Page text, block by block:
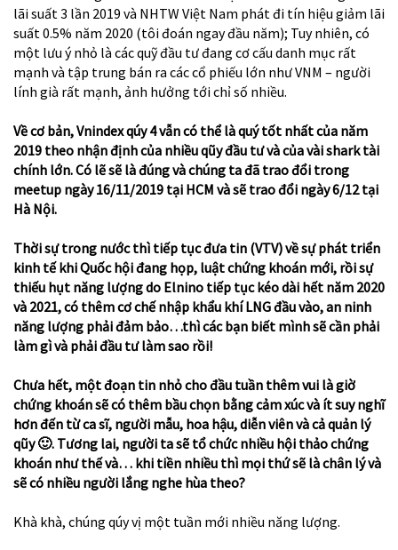
lãi suất 3 lần 2019 và NHTW Việt Nam phát đi tín hiệu giảm lãi
suất 0.5% năm 2020 (tôi đoán ngay đầu năm); Tuy nhiên, có
một lưu ý nhỏ là các quỹ đầu tư đang cơ cấu danh mục rất
mạnh và tập trung bán ra các cổ phiếu lớn như VNM – người
lính già rất mạnh, ảnh hưởng tới chỉ số nhiều.
Về cơ bản, Vnindex qúy 4 vẫn có thể là quý tốt nhất của năm
2019 theo nhận định của nhiều qũy đầu tư và của vài shark tài
chính lớn. Có lẽ sẽ là đúng và chúng ta đã trao đổi trong
meetup ngày 16/11/2019 tại HCM và sẽ trao đổi ngày 6/12 tại
Hà Nội.
Thời sự trong nước thì tiếp tục đưa tin (VTV) về sự phát triển
kinh tế khi Quốc hội đang họp, luật chứng khoán mới, rồi sự
thiếu hụt năng lượng do Elnino tiếp tục kéo dài hết năm 2020
và 2021, có thêm cơ chế nhập khẩu khí LNG đầu vào, an ninh
năng lượng phải đảm bảo…thì các bạn biết mình sẽ cần phải
làm gì và phải đầu tư làm sao rồi!
Chưa hết, một đoạn tin nhỏ cho đầu tuần thêm vui là giờ
chứng khoán sẽ có thêm bầu chọn bằng cảm xúc và ít suy nghĩ
hơn đến từ ca sĩ, người mẫu, hoa hậu, diễn viên và cả quản lý
qũy🙂. Tương lai, người ta sẽ tổ chức nhiều hội thảo chứng
khoán như thế và… khi tiền nhiều thì mọi thứ sẽ là chân lý và
sẽ có nhiều người lắng nghe hùa theo?
Khà khà, chúng qúy vị một tuần mới nhiều năng lượng.